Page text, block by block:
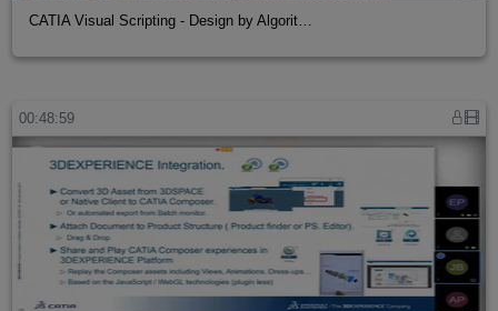
CATIA Visual Scripting - Design by Algorit…
00:48:59